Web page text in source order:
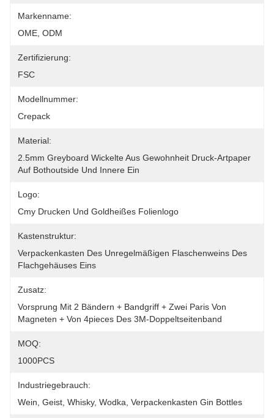
Markenname:
OME, ODM
Zertifizierung:
FSC
Modellnummer:
Crepack
Material:
2.5mm Greyboard Wickelte Aus Gewohnheit Druck-Artpaper
Auf Bothoutside Und Innere Ein
Logo:
Cmy Drucken Und Goldheißes Folienlogo
Kastenstruktur:
Verpackenkasten Des Unregelmäßigen Flaschenweins Des
Flachgehäuses Eins
Zusatz:
Vorsprung Mit 2 Bändern + Bandgriff + Zwei Paris Von
Magneten + Von 4pieces Des 3M-Doppeltseitenband
MOQ:
1000PCS
Industriegebrauch:
Wein, Geist, Whisky, Wodka, Verpackenkasten Gin Bottles